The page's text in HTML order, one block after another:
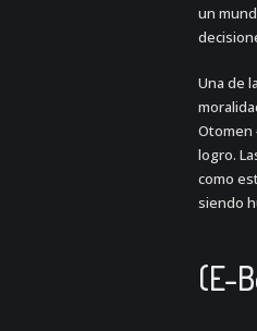
un
Una de
Otomen
logro.
como
siendo
(E-